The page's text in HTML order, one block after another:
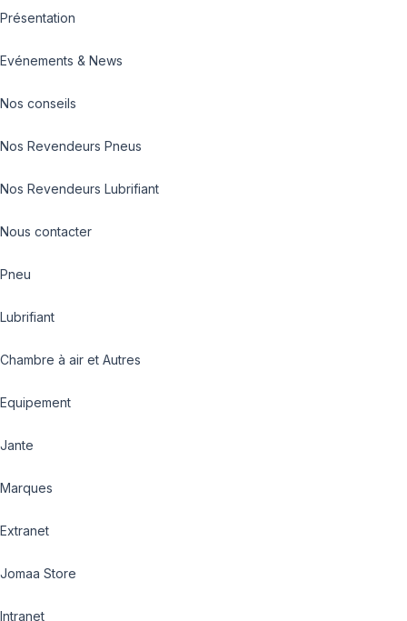
Présentation
Evénements & News
Nos conseils
Nos Revendeurs Pneus
Nos Revendeurs Lubrifiant
Nous contacter
Pneu
Lubrifiant
Chambre à air et Autres
Equipement
Jante
Marques
Extranet
Jomaa Store
Intranet